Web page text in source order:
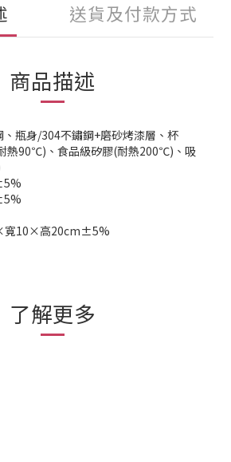
送貨及付款方式
商品描述
瓶身/304不鏽鋼+磨砂烤漆層、杯
熱90℃)、食品級矽膠(耐熱200℃)、吸
寬10×高20cm±5%
了解更多